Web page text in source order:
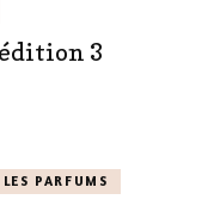
3
PARFUMS